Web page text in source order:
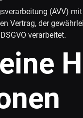
(AVV)
Vertrag, der
verarbeitet.